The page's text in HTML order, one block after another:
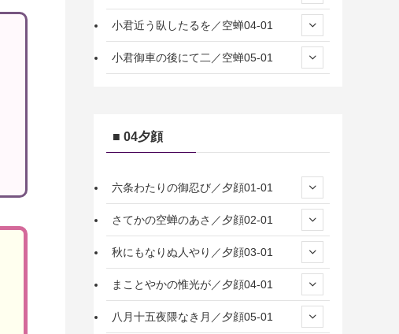
小君近う臥したるを／空蝉04-01
小君御車の後にて二／空蝉05-01
■ 04夕顔
六条わたりの御忍び／夕顔01-01
さてかの空蝉のあさ／夕顔02-01
秋にもなりぬ人やり／夕顔03-01
まことやかの惟光が／夕顔04-01
八月十五夜隈なき月／夕顔05-01